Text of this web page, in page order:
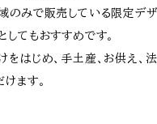
のみで販売している限定デザ
てもおすすめです。
をはじめ、手土産、お供え、
ます。